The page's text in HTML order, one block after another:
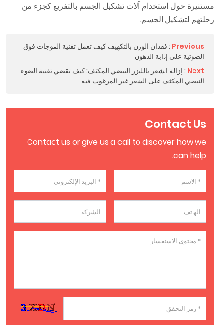
مستنيرة حول استخدام آلات تشكيل الجسم بالتفريغ كجزء من
رحلتهم لتشكيل الجسم.
Previous
: فقدان الوزن بالتكهيف كيف تعمل تقنية الموجات فوق
الصوتية على إذابة الدهون
Next
: إزالة الشعر بالليزر النبضي المكثف: كيف تقضي تقنية الضوء
النبضي المكثف على الشعر غير المرغوب فيه
Contact Us
Contact us or give us a call to discover how we
can help.